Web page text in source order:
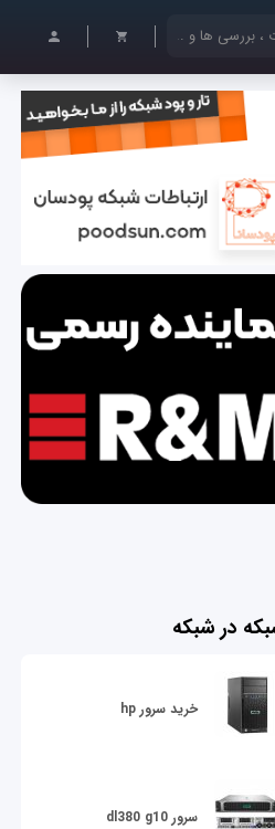
در شبکه
خرید سرور hp
سرور dl380 g10